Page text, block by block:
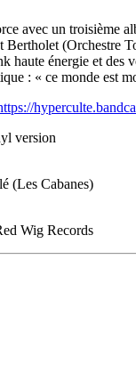
avec un troisième
Bertholet (Orchestre
haute énergie et des
: « ce monde est
version
(Les Cabanes)
Wig Records